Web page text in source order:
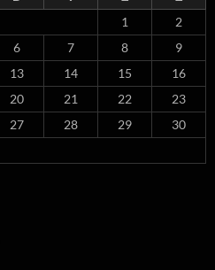
1
2
6 7 8
9
13 14 15
16
20 21 22
23
27 28 29
30